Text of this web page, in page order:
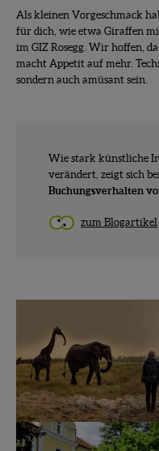
Als kleinen Vorgeschmack
für dich, wie etwa Giraffen
im GIZ Rosegg. Wir hoffen,
macht Appetit auf mehr.
sondern auch amüsant sein.
Wie stark künstliche
verändert, zeigt sich
Buchungsverhalten
zum Blogartikel